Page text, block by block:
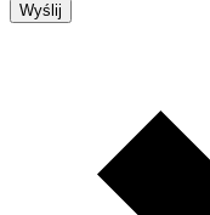
Wyślij